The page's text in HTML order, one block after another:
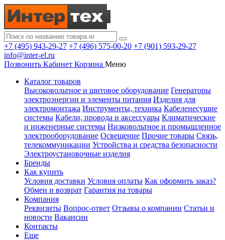
+7 (495) 943-29-27 +7 (496) 575-00-20 +7 (901) 593-29-27
info@inter-el.ru
Позвонить Кабинет Корзина Меню
Каталог товаров
Высоковольтное и щитовое оборудование Генераторы
электроэнергии и элементы питания Изделия для
электромонтажа Инструменты, техника Кабеленесущие
системы Кабели, провода и аксессуары Климатические
и инженерные системы Низковольтное и промышленное
электрооборудование Освещение Прочие товары Связь,
телекоммуникации Устройства и средства безопасности
Электроустановочные изделия
Бренды
Как купить
Условия доставки Условия оплаты Как оформить заказ?
Обмен и возврат Гарантия на товары
Компания
Реквизиты Вопрос-ответ Отзывы о компании Статьи и
новости Вакансии
Контакты
Еще